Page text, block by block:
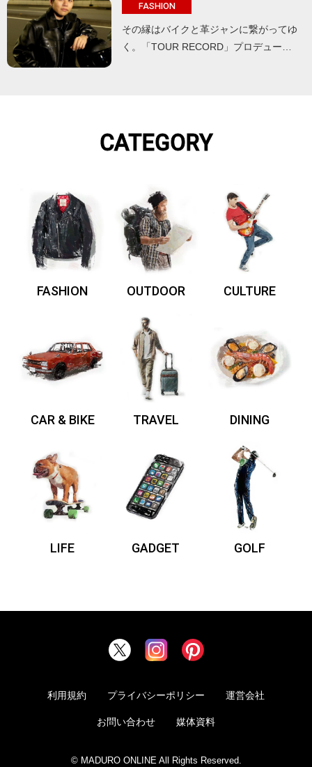
FASHION
その縁はバイクと革ジャンに繋がってゆ
く。「TOUR RECORD」プロデュー…
CATEGORY
FASHION OUTDOOR CULTURE
CAR & BIKE TRAVEL DINING
LIFE GADGET GOLF
利用規約 プライバシーポリシー 運営会社
お問い合わせ 媒体資料
© MADURO ONLINE All Rights Reserved.